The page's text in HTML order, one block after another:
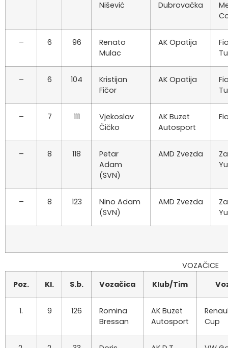
Nišević
Dubrovačka
– 6 96
Renato
Mulac
AK Opatija
– 6 104
Kristijan
Fičor
AK Opatija
– 7 111
Vjekoslav
Čičko
AK Buzet
Autosport
– 8 118
Petar
Adam
(SVN)
AMD Zvezda
– 8 123
Nino Adam
(SVN)
AMD Zvezda
VOZAČICE
Poz.
Kl. S.b. Vozačica Klub/Tim
1. 9 126
Romina
Bressan
AK Buzet
Autosport
Cup